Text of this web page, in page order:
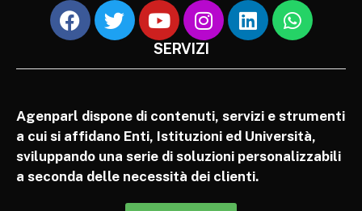
SERVIZI
Agenparl dispone di contenuti, servizi e strumenti
a cui si affidano Enti, Istituzioni ed Università,
sviluppando una serie di soluzioni personalizzabili
a seconda delle necessità dei clienti.